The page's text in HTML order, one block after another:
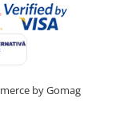
by Gomag